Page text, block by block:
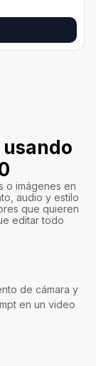
usando
o imágenes en
audio y estilo
que quieren
editar todo
de cámara y
en un video